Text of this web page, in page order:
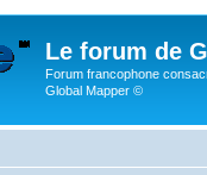
Le forum de
Forum francophone
Global Mapper ©